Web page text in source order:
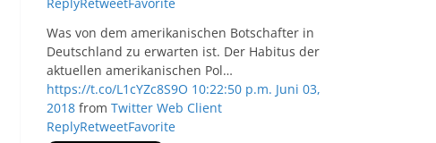
Was von dem amerikanischen Botschafter in
Deutschland zu erwarten ist. Der Habitus der
aktuellen amerikanischen Pol…
https://t.co/L1cYZc8S9O 10:22:50 p.m. Juni 03,
2018 from Twitter Web Client
ReplyRetweetFavorite